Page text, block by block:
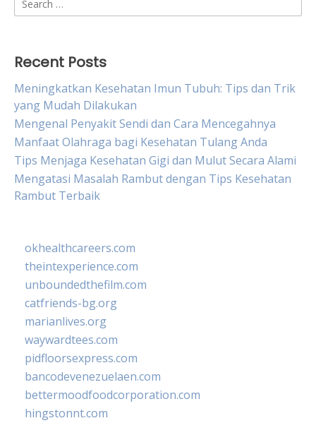
for:
Recent Posts
Meningkatkan Kesehatan Imun Tubuh: Tips dan Trik
yang Mudah Dilakukan
Mengenal Penyakit Sendi dan Cara Mencegahnya
Manfaat Olahraga bagi Kesehatan Tulang Anda
Tips Menjaga Kesehatan Gigi dan Mulut Secara Alami
Mengatasi Masalah Rambut dengan Tips Kesehatan
Rambut Terbaik
okhealthcareers.com
theintexperience.com
unboundedthefilm.com
catfriends-bg.org
marianlives.org
waywardtees.com
pidfloorsexpress.com
bancodevenezuelaen.com
bettermoodfoodcorporation.com
hingstonnt.com